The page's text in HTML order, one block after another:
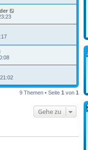
9 Themen • Seite 1 von 1
Gehe zu